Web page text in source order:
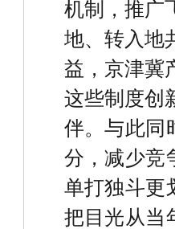
机制，推广
地、转入地
益，京津冀
这些制度创
伴。与此同
分，减少竞
单打独斗更
把目光从当